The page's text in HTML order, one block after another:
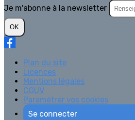
Je m'abonne à la newsletter
OK
Plan du site
Licences
Mentions légales
CGUV
Paramétrer vos cookies
Se connecter